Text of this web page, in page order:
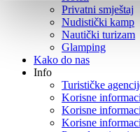
Privatni smještaj
Nudistički kamp
Nautički turizam
Glamping
Kako do nas
Info
Turističke
Korisne
Korisne
Korisne